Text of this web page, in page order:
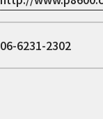
06-6231-2302